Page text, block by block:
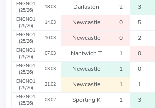
ENGNO1
(25/26)
18.03 Darlaston 2 3
ENGNO1
(25/26)
14.03 Newcastle 0 5
ENGNO1
(25/26)
10.03 Newcastle 0 2
ENGNO1
(25/26)
07.03 Nantwich T 1 0
ENGNO1
(25/26)
03.03 Newcastle 1 0
ENGNO1
(25/26)
21.02 Newcastle 1 1
ENGNO1
(25/26)
03.02 Sporting K 1 3